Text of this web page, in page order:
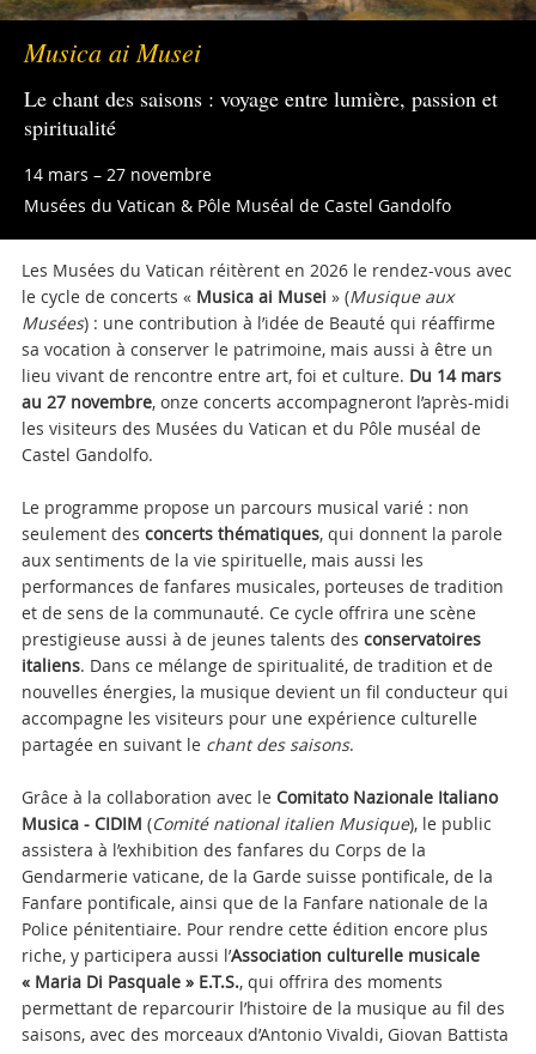
Musica ai Musei
Le chant des saisons : voyage entre lumière, passion et
spiritualité
14 mars – 27 novembre
Musées du Vatican & Pôle Muséal de Castel Gandolfo
Les Musées du Vatican réitèrent en 2026 le rendez-vous avec
le cycle de concerts « Musica ai Musei » (Musique aux
Musées) : une contribution à l’idée de Beauté qui réaffirme
sa vocation à conserver le patrimoine, mais aussi à être un
lieu vivant de rencontre entre art, foi et culture. Du 14 mars
au 27 novembre, onze concerts accompagneront l’après-midi
les visiteurs des Musées du Vatican et du Pôle muséal de
Castel Gandolfo.
Le programme propose un parcours musical varié : non
seulement des concerts thématiques, qui donnent la parole
aux sentiments de la vie spirituelle, mais aussi les
performances de fanfares musicales, porteuses de tradition
et de sens de la communauté. Ce cycle offrira une scène
prestigieuse aussi à de jeunes talents des conservatoires
italiens. Dans ce mélange de spiritualité, de tradition et de
nouvelles énergies, la musique devient un fil conducteur qui
accompagne les visiteurs pour une expérience culturelle
partagée en suivant le chant des saisons.
Grâce à la collaboration avec le Comitato Nazionale Italiano
Musica - CIDIM (Comité national italien Musique), le public
assistera à l’exhibition des fanfares du Corps de la
Gendarmerie vaticane, de la Garde suisse pontificale, de la
Fanfare pontificale, ainsi que de la Fanfare nationale de la
Police pénitentiaire. Pour rendre cette édition encore plus
riche, y participera aussi l’Association culturelle musicale
« Maria Di Pasquale » E.T.S., qui offrira des moments
permettant de reparcourir l’histoire de la musique au fil des
saisons, avec des morceaux d’Antonio Vivaldi, Giovan Battista